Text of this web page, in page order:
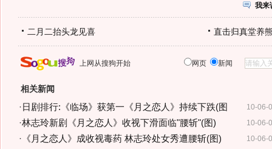
我来
二月二抬头龙见喜 直击归真堂养
上网从搜狗开始 网页 新闻
相关新闻
10-06-
· 日剧排行:《临场》获第一《月之恋人》持续下跌(图
10-06-
·林志玲新剧《月之恋人》收视下滑面临"腰斩"(图)
10-06-
· 《月之恋人》成收视毒药 林志玲处女秀遭腰斩(图)